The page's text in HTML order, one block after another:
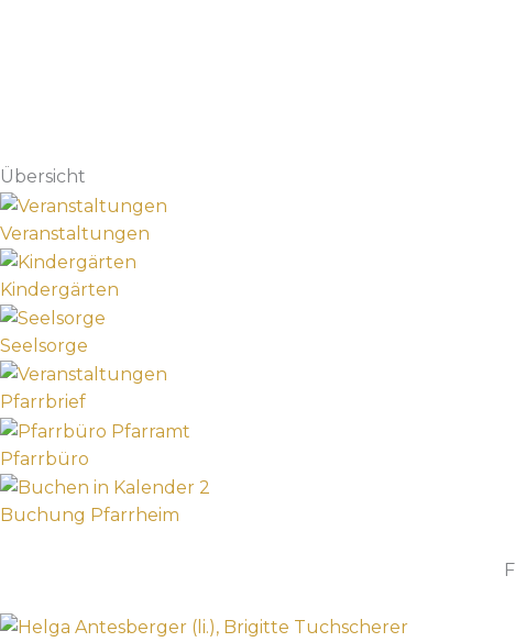
Übersicht
Veranstaltungen
Kindergärten
Seelsorge
Pfarrbrief
Pfarrbüro
Buchung Pfarrheim